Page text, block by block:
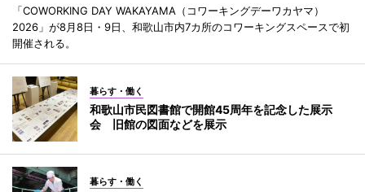
「COWORKING DAY WAKAYAMA（コワーキングデーワカヤマ）
2026」が8月8日・9日、和歌山市内7カ所のコワーキングスペースで初
開催される。
暮らす・働く
和歌山市民図書館で開館45周年を記念した展示
会 旧館の図面などを展示
暮らす・働く